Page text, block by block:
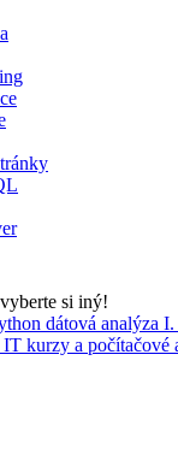
si iný!
dátová analýza